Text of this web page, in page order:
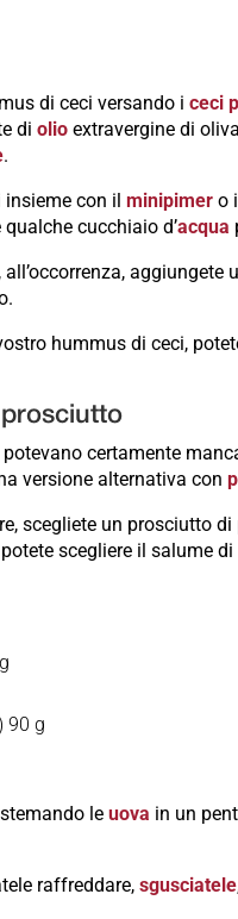
di ceci versando iceci
diolio extravergine di
.
insieme con ilminipimer o
cucchiaio d’acqua
hummus di ceci,
certamente
versione alternativa con
scegliete un prosciutto
scegliere il salume
90 g
leuova in un
raffreddare,sgusciatele